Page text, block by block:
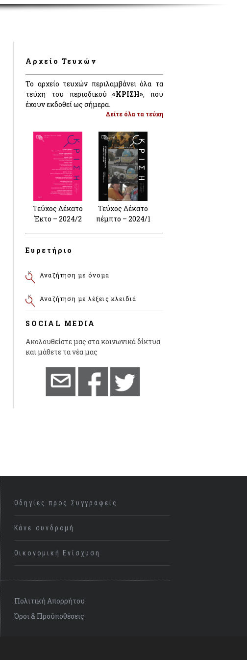
Αρχείο Τευχών
Το αρχείο τευχών περιλαμβάνει όλα τα
τεύχη του περιοδικού«ΚΡΙΣΗ», που
έχουν εκδοθεί ως σήμερα.
Δείτε όλα τα τεύχη
Τεύχος Δέκατο
Έκτο – 2024/2
Τεύχος Δέκατο
πέμπτο – 2024/1
Ευρετήριο
Αναζήτηση με όνομα
Αναζήτηση με λέξεις κλειδιά
SOCIAL MEDIA
Ακολουθείστε μας στα κοινωνικά δίκτυα
και μάθετε τα νέα μας
Οδηγίες προς Συγγραφείς
Κάνε συνδρομή
Οικονομική Ενίσχυση
Πολιτική Απορρήτου
Όροι & Προϋποθέσεις